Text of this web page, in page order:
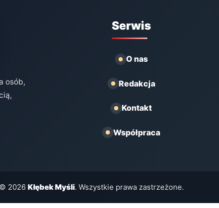
osób,
Serwis
O nas
Redakcja
Kontakt
Współpraca
© 2026 Kłębek Myśli. Wszystkie prawa zastrzeżone.